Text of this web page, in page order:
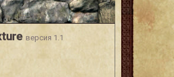
версия 1.1